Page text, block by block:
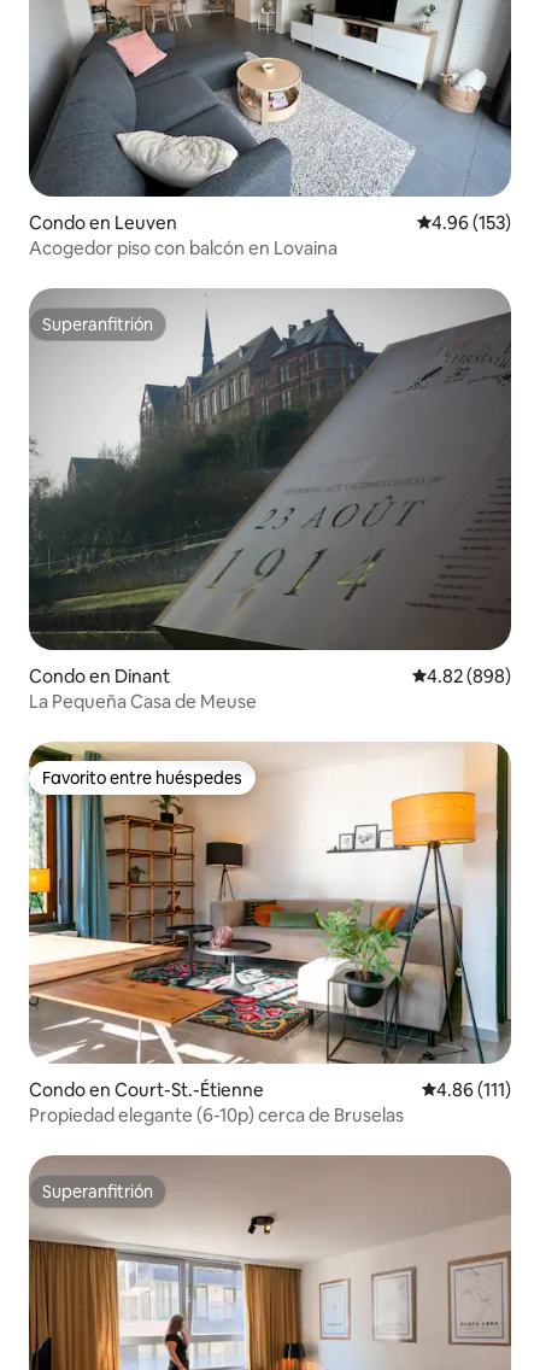
Condo en Leuven Calificación
4.96 (153)
Acogedor piso con balcón en Lovaina
Superanfitrión
Superanfitrión
Condo en Dinant Calificación
4.82 (898)
La Pequeña Casa de Meuse
Favorito entre huéspedes
Favorito entre huéspedes
Condo en Court-St.-Étienne Calificación
4.86 (111)
Propiedad elegante (6-10p) cerca de Bruselas
Superanfitrión
Superanfitrión